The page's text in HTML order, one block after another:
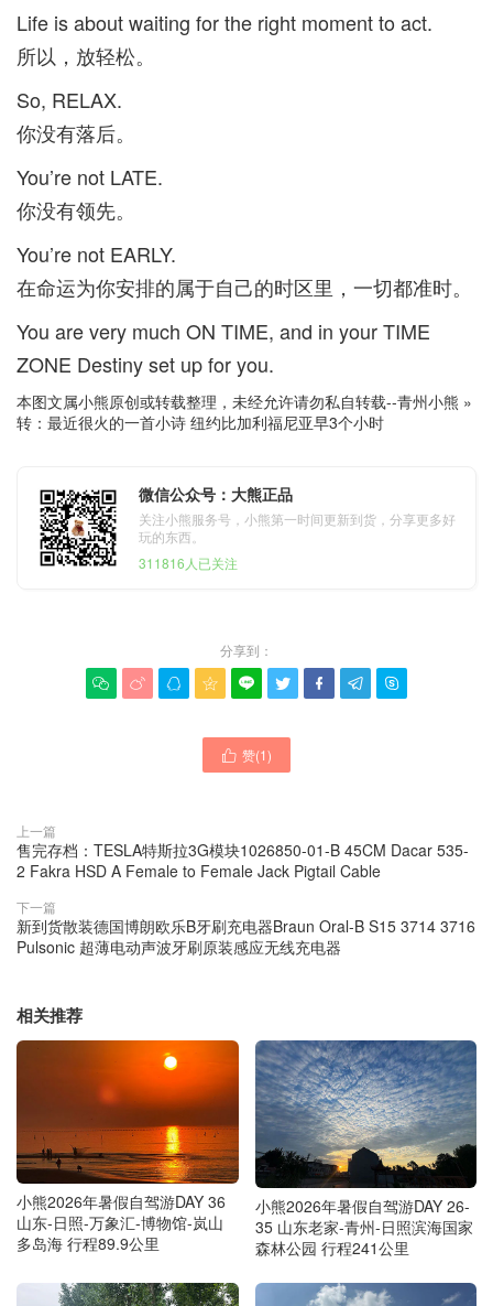
Life is about waiting for the right moment to act.
所以，放轻松。
So, RELAX.
你没有落后。
You’re not LATE.
你没有领先。
You’re not EARLY.
在命运为你安排的属于自己的时区里，一切都准时。
You are very much ON TIME, and in your TIME
ZONE Destiny set up for you.
本图文属小熊原创或转载整理，未经允许请勿私自转载--青州小熊 »
转：最近很火的一首小诗 纽约比加利福尼亚早3个小时
微信公众号：大熊正品
关注小熊服务号，小熊第一时间更新到货，分享更多好
玩的东西。
311816人已关注
分享到：
        
 赞(1)
上一篇
售完存档：TESLA特斯拉3G模块1026850-01-B 45CM Dacar 535-
2 Fakra HSD A Female to Female Jack Pigtail Cable
下一篇
新到货散装德国博朗欧乐B牙刷充电器Braun Oral-B S15 3714 3716
Pulsonic 超薄电动声波牙刷原装感应无线充电器
相关推荐
小熊2026年暑假自驾游DAY 36
山东-日照-万象汇-博物馆-岚山
多岛海 行程89.9公里
小熊2026年暑假自驾游DAY 26-
35 山东老家-青州-日照滨海国家
森林公园 行程241公里